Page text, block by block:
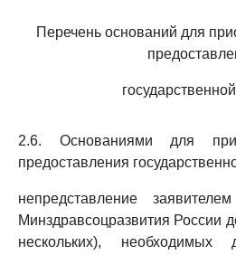
Перечень оснований для
2.6. Основаниями для
предоставления
непредставление
Минздравсоцразвития России
нескольких), необходимых